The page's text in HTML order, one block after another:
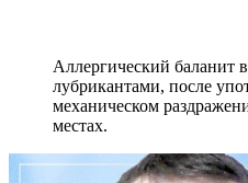
Аллергический баланит
лубрикантами, после
механическом
местах.